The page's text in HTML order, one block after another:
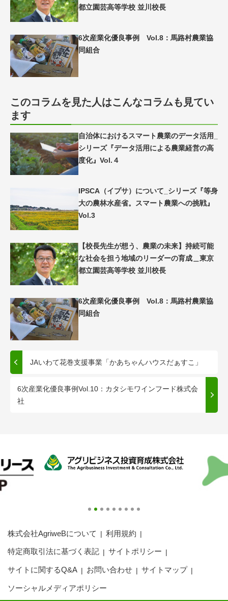
都立園芸高等学校 並川校長
6次産業化優良事例 Vol.8：馬路村農業協
同組合
このコラムを見た人はこんなコラムも見てい
ます
自治体におけるスマート農業のデータ活用_
シリーズ『データ活用による農業経営の高
度化』Vol.４
IPSCA（イプサ）について_シリーズ『等身
大の農林水産省。スマート農業への挑戦』
Vol.3
【校長先生が想う、農業の未来】持続可能
な社会を担う地域のリーダーの育成＿東京
都立園芸高等学校 並川校長
6次産業化優良事例 Vol.8：馬路村農業協
同組合
JAいわて花巻支援事業「かあちゃんハウスだぁすこ」
6次産業化優良事例Vol.10：カタシモワインフード株式会
社
株式会社AgriweBについて 利用規約
特定商取引法に基づく表記 サイトポリシー
サイトに関するQ&A お問い合わせ サイトマップ
ソーシャルメディアポリシー